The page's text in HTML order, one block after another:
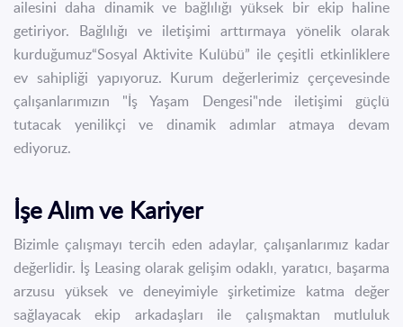
ailesini daha dinamik ve bağlılığı yüksek bir ekip haline
getiriyor. Bağlılığı ve iletişimi arttırmaya yönelik olarak
kurduğumuz“Sosyal Aktivite Kulübü” ile çeşitli etkinliklere
ev sahipliği yapıyoruz. Kurum değerlerimiz çerçevesinde
çalışanlarımızın "İş Yaşam Dengesi"nde iletişimi güçlü
tutacak yenilikçi ve dinamik adımlar atmaya devam
ediyoruz.
İşe Alım ve Kariyer
Bizimle çalışmayı tercih eden adaylar, çalışanlarımız kadar
değerlidir. İş Leasing olarak gelişim odaklı, yaratıcı, başarma
arzusu yüksek ve deneyimiyle şirketimize katma değer
sağlayacak ekip arkadaşları ile çalışmaktan mutluluk